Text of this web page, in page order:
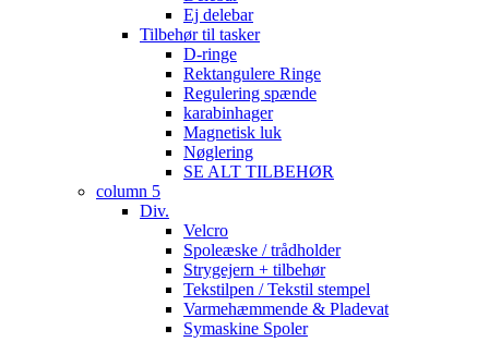
Ej delebar
Tilbehør til tasker
D-ringe
Rektangulere Ringe
Regulering spænde
karabinhager
Magnetisk luk
Nøglering
SE ALT TILBEHØR
column 5
Div.
Velcro
Spoleæske / trådholder
Strygejern + tilbehør
Tekstilpen / Tekstil stempel
Varmehæmmende & Pladevat
Symaskine Spoler